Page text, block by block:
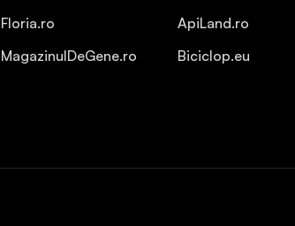
Floria.ro
MagazinulDeGene.ro
ApiLand.ro
Biciclop.eu